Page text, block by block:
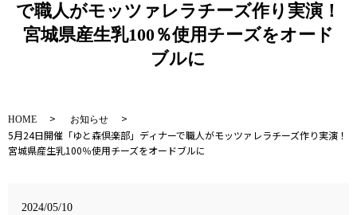
で職人がモッツァレラチーズ作り実演！
宮城県産生乳100％使用チーズをオード
ブルに
HOME お知らせ
5月24日開催「ゆと森倶楽部」ディナーで職人がモッツァレラチーズ作り実演！
宮城県産生乳100％使用チーズをオードブルに
2024/05/10